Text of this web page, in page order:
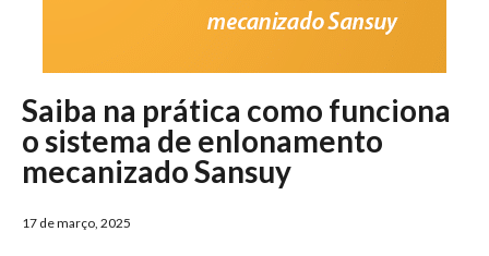
Saiba na prática como funciona
o sistema de enlonamento
mecanizado Sansuy
17 de março, 2025